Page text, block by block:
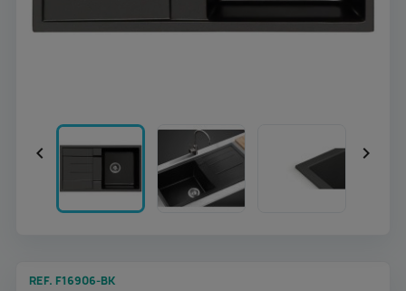
 
REF. F16906-BK